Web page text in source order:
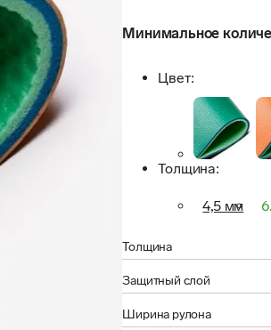
Минимальное
Цвет:
Толщина:
4,5 мм
Толщина
Защитный слой
Ширина рулона